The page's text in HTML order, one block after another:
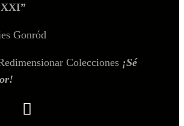
Gonród
Colecciones ¡Sé